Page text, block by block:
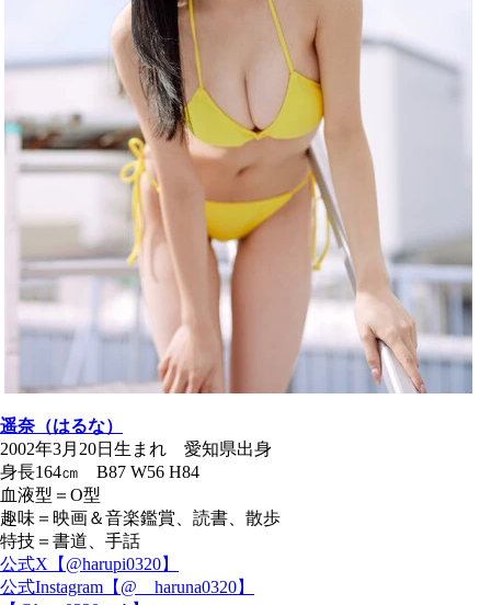
遥奈（はるな）
2002年3月20日生まれ 愛知県出身
身長164㎝ B87 W56 H84
血液型＝O型
趣味＝映画＆音楽鑑賞、読書、散歩
特技＝書道、手話
公式X【@harupi0320】
公式Instagram【@__haruna0320】